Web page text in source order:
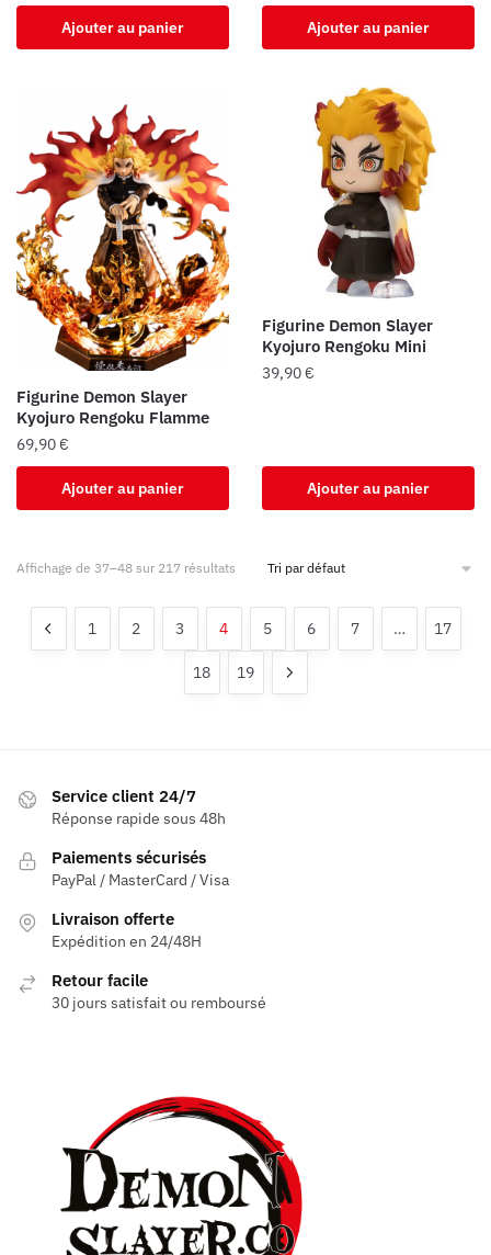
Ajouter au panier Ajouter au panier
Figurine Demon Slayer
Kyojuro Rengoku Flamme
69,90€
Ajouter au panier
Figurine Demon Slayer
Kyojuro Rengoku Mini
39,90€
Ajouter au panier
Affichage de 37–48 sur 217 résultats
1 2 3 4 5 6 7 … 17
18 19
Service client 24/7
Réponse rapide sous 48h
Paiements sécurisés
PayPal / MasterCard / Visa
Livraison offerte
Expédition en 24/48H
Retour facile
30 jours satisfait ou remboursé